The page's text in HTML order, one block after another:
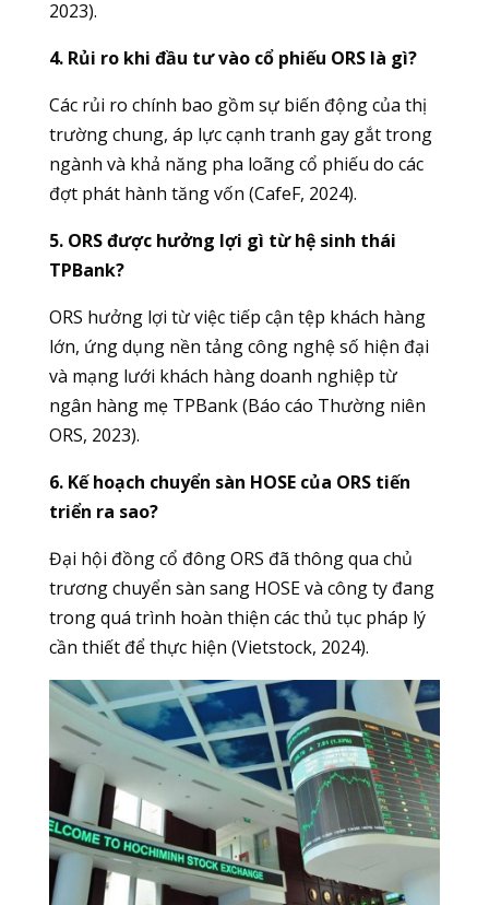
2023).
4. Rủi ro khi đầu tư vào cổ phiếu ORS là gì?
Các rủi ro chính bao gồm sự biến động của thị
trường chung, áp lực cạnh tranh gay gắt trong
ngành và khả năng pha loãng cổ phiếu do các
đợt phát hành tăng vốn (CafeF, 2024).
5. ORS được hưởng lợi gì từ hệ sinh thái
TPBank?
ORS hưởng lợi từ việc tiếp cận tệp khách hàng
lớn, ứng dụng nền tảng công nghệ số hiện đại
và mạng lưới khách hàng doanh nghiệp từ
ngân hàng mẹ TPBank (Báo cáo Thường niên
ORS, 2023).
6. Kế hoạch chuyển sàn HOSE của ORS tiến
triển ra sao?
Đại hội đồng cổ đông ORS đã thông qua chủ
trương chuyển sàn sang HOSE và công ty đang
trong quá trình hoàn thiện các thủ tục pháp lý
cần thiết để thực hiện (Vietstock, 2024).